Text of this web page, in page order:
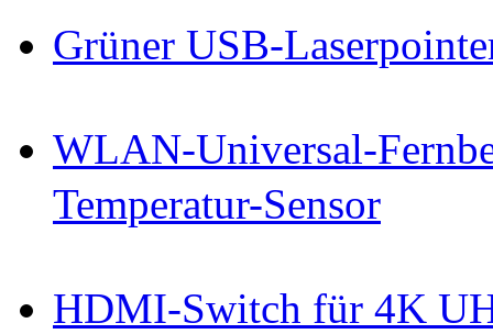
Grüner USB-
WLAN-Universal-
Temperatur-Sensor
HDMI-Switch für 4K